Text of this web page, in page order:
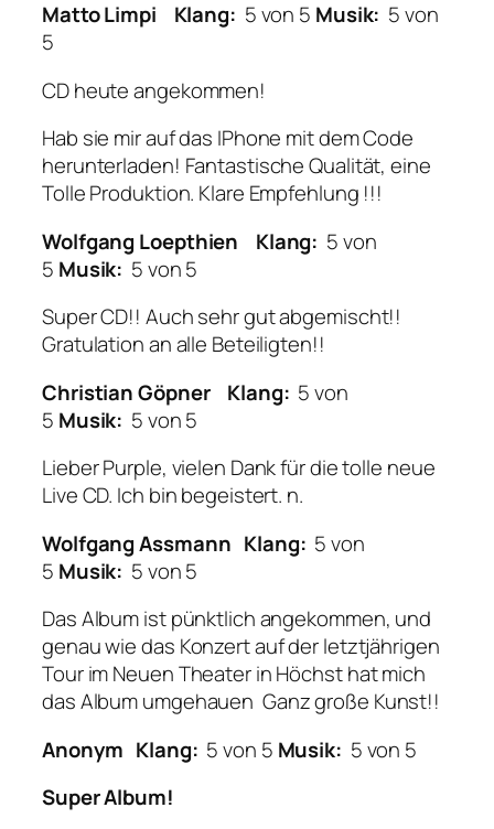
Matto Limpi Klang: 5 von 5 Musik: 5 von
5
CD heute angekommen!
Hab sie mir auf das IPhone mit dem Code
herunterladen! Fantastische Qualität, eine
Tolle Produktion. Klare Empfehlung !!!
Wolfgang Loepthien
Klang: 5 von
5 Musik: 5 von 5
Super CD!! Auch sehr gut abgemischt!!
Gratulation an alle Beteiligten!!
Christian Göpner
Klang: 5 von
5 Musik: 5 von 5
Lieber Purple, vielen Dank für die tolle neue
Live CD. Ich bin begeistert. n.
Wolfgang Assmann Klang: 5 von
5 Musik: 5 von 5
Das Album ist pünktlich angekommen, und
genau wie das Konzert auf der letztjährigen
Tour im Neuen Theater in Höchst hat mich
das Album umgehauen Ganz große Kunst!!
Anonym Klang: 5 von 5 Musik: 5 von 5
Super Album!